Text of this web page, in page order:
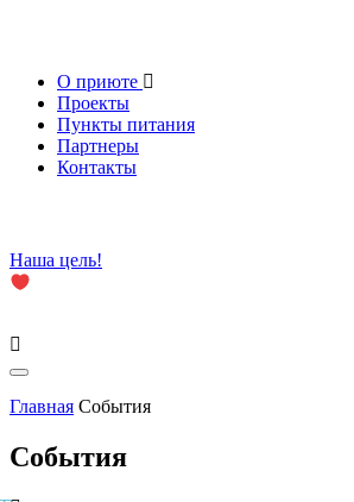
О приюте
Проекты
Пункты питания
Партнеры
Контакты
Наша цель!
Главная События
События